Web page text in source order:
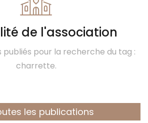
de l'association
publiés pour la recherche du tag :
charrette.
les publications